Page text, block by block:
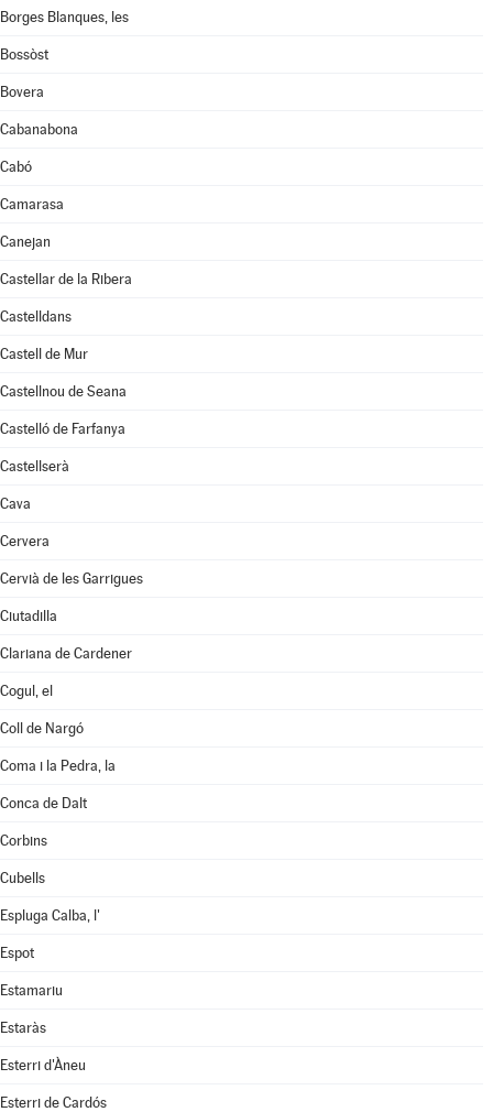
Borges Blanques, les
Bossòst
Bovera
Cabanabona
Cabó
Camarasa
Canejan
Castellar de la Ribera
Castelldans
Castell de Mur
Castellnou de Seana
Castelló de Farfanya
Castellserà
Cava
Cervera
Cervià de les Garrigues
Ciutadilla
Clariana de Cardener
Cogul, el
Coll de Nargó
Coma i la Pedra, la
Conca de Dalt
Corbins
Cubells
Espluga Calba, l'
Espot
Estamariu
Estaràs
Esterri d'Àneu
Esterri de Cardós